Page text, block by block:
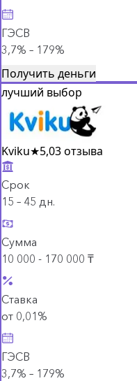
ГЭСВ
3,7% – 179%
Получить деньги
лучший выбор
Kviku★5,03 отзыва
Срок
15 – 45 дн.
Сумма
10 000 - 170 000 ₸
Ставка
от 0,01%
ГЭСВ
3,7% – 179%